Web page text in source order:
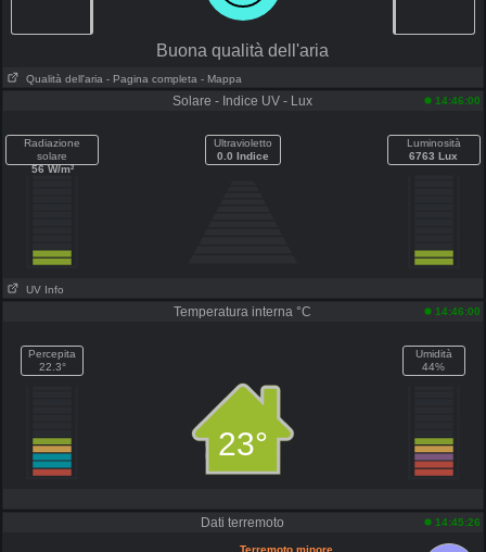
Buona qualità dell'aria
Qualità dell'aria - Pagina completa - Mappa
Solare - Indice UV - Lux 14:46:00
Radiazione
solare
56 W/m²
Ultravioletto
0.0 Indice
Luminosità
6763 Lux
UV Info
Temperatura interna °C 14:46:00
Percepita
22.3°
23°
Umidità
44%
Dati terremoto 14:45:26
Terremoto minore